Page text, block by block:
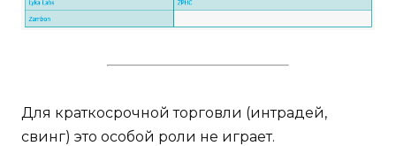
Для краткосрочной торговли (интрадей,
свинг) это особой роли не играет.